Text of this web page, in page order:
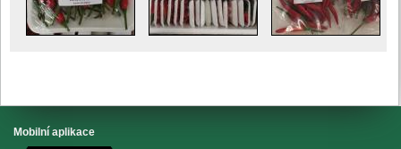
Mobilní aplikace